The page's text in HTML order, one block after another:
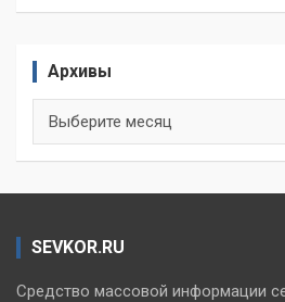
Архивы
SEVKOR.RU
Средство массовой информации